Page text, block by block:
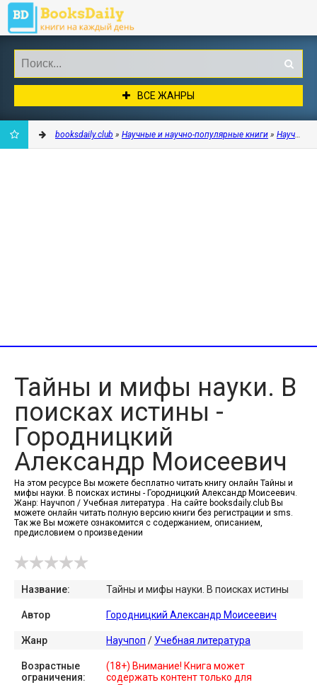
ВСЕ ЖАНРЫ
booksdaily.club » Научные и научно-популярные книги » Научпоп
Тайны и мифы науки. В
поисках истины -
Городницкий
Александр Моисеевич
На этом ресурсе Вы можете бесплатно читать книгу онлайн Тайны и
мифы науки. В поисках истины - Городницкий Александр Моисеевич.
Жанр: Научпоп / Учебная литература . На сайте booksdaily.club Вы
можете онлайн читать полную версию книги без регистрации и sms.
Так же Вы можете ознакомится с содержанием, описанием,
предисловием о произведении
Название: Тайны и мифы науки. В поисках истины
Автор Городницкий Александр Моисеевич
Жанр Научпоп / Учебная литература
Возрастные
ограничения:
(18+) Внимание! Книга может
содержать контент только для